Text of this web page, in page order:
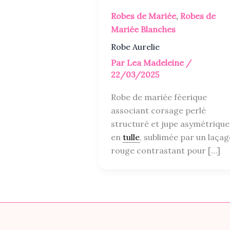
Robes de Mariée, Robes de
Mariée Blanches
Robe Aurelie
Par Lea Madeleine /
22/03/2025
Robe de mariée féerique
associant corsage perlé
structuré et jupe asymétrique
en tulle, sublimée par un
rouge contrastant pour […]